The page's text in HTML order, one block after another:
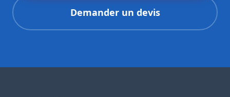
Demander un devis